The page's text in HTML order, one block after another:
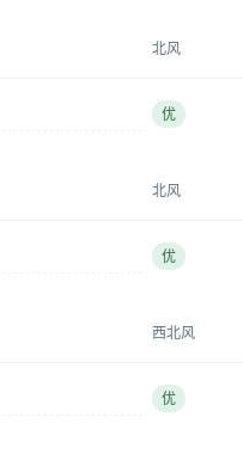
北风
优
北风
优
西北风
优